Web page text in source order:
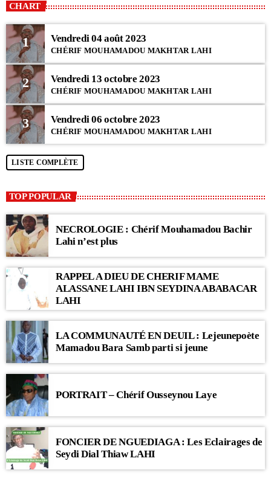
Moments de recueillement avec ces prières formulées. Qu'Allah les
exauce par la grâce de Son Messager (psl).
CHART
1 Vendredi 04 août 2023
CHÉRIF MOUHAMADOU MAKHTAR LAHI
2 Vendredi 13 octobre 2023
CHÉRIF MOUHAMADOU MAKHTAR LAHI
3 Vendredi 06 octobre 2023
CHÉRIF MOUHAMADOU MAKHTAR LAHI
LISTE COMPLÈTE
TOP POPULAR
NECROLOGIE : Chérif Mouhamadou Bachir
Lahi n’est plus
RAPPEL A DIEU DE CHERIF MAME
ALASSANE LAHI IBN SEYDINA ABABACAR
LAHI
LA COMMUNAUTÉ EN DEUIL : Lejeunepoète
Mamadou Bara Samb parti si jeune
PORTRAIT – Chérif Ousseynou Laye
FONCIER DE NGUEDIAGA : Les Eclairages de
Seydi Dial Thiaw LAHI